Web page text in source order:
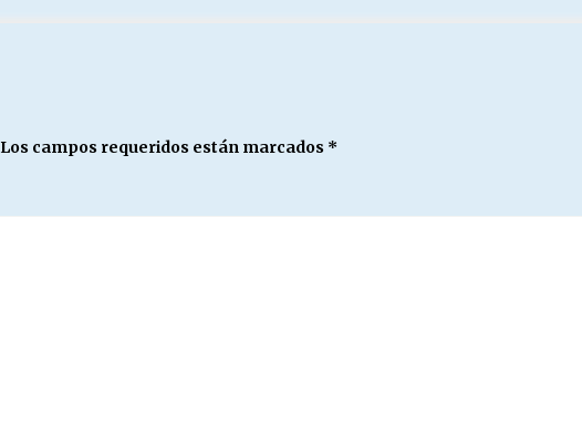
Los campos requeridos están marcados *